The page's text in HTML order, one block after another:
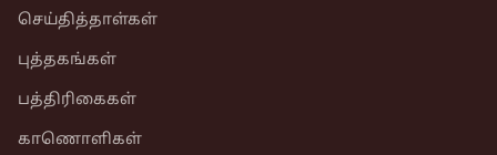
செய்தித்தாள்கள்
புத்தகங்கள்
பத்திரிகைகள்
காணொளிகள்